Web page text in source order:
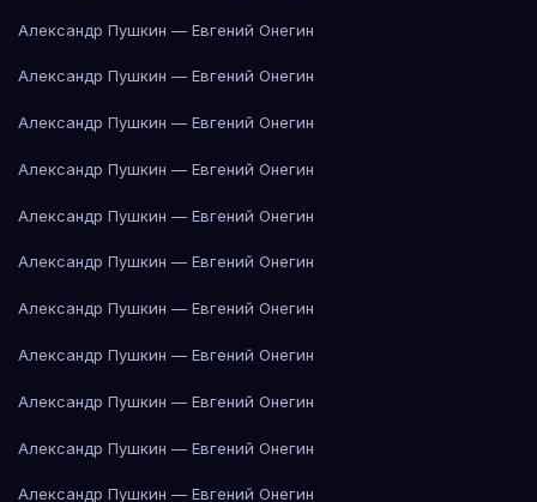
Александр Пушкин — Евгений Онегин
Александр Пушкин — Евгений Онегин
Александр Пушкин — Евгений Онегин
Александр Пушкин — Евгений Онегин
Александр Пушкин — Евгений Онегин
Александр Пушкин — Евгений Онегин
Александр Пушкин — Евгений Онегин
Александр Пушкин — Евгений Онегин
Александр Пушкин — Евгений Онегин
Александр Пушкин — Евгений Онегин
Александр Пушкин — Евгений Онегин